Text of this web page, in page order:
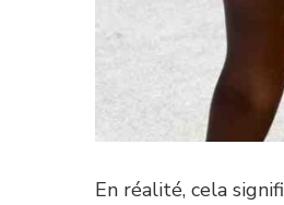
En réalité, cela